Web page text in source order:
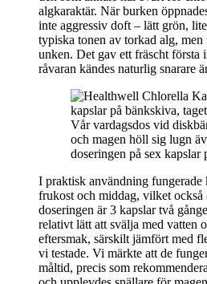
algkaraktär. När burken
inte aggressiv doft – lätt grön,
typiska tonen av torkad alg,
unken. Det gav ett fräscht första
råvaran kändes naturlig snarare
Vår vardagsdos vid
och magen höll sig lugn
doseringen på sex kapslar
I praktisk användning fungerade
frukost och middag, vilket
doseringen är 3 kapslar två
relativt lätt att svälja med vatten
eftersmak, särskilt jämfört med
vi testade. Vi märkte att de
måltid, precis som